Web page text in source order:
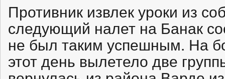
Противник извлек уроки из
следующий налет на Банак
не был таким успешным. На
этот день вылетело две